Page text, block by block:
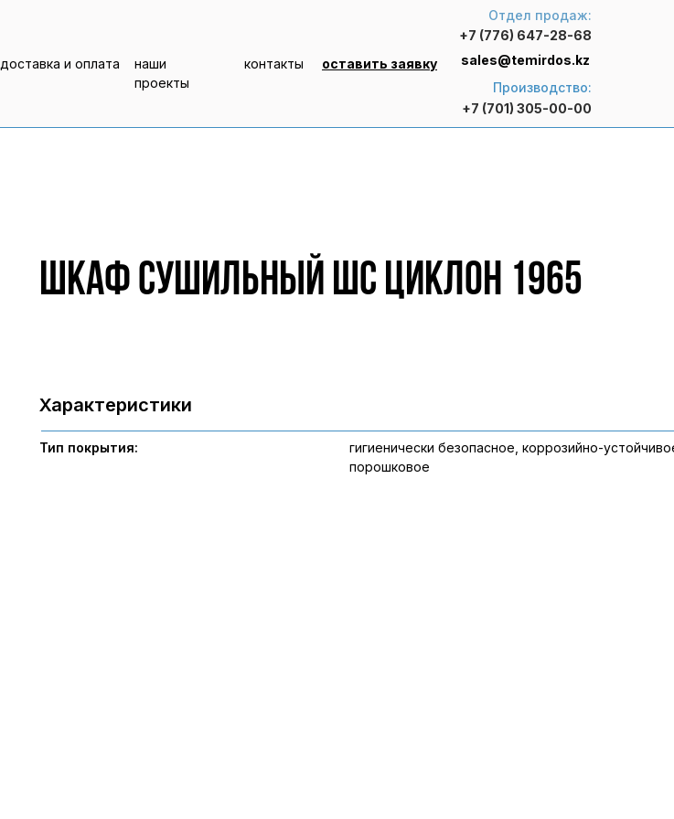
контакты оставить заявку
наши
проекты
доставка и оплата
Отдел продаж:
+7 (776) 647-28-68
Производство:
+7 (701) 305-00-00
sales@temirdos.kz
Шкаф сушильный ШС Циклон 1965
Характеристики
гигиенически безопасное, коррозийно-
порошковое
Тип покрытия: